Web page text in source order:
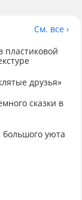
См. все ›
пластиковой
друзья»
сказки в
уюта